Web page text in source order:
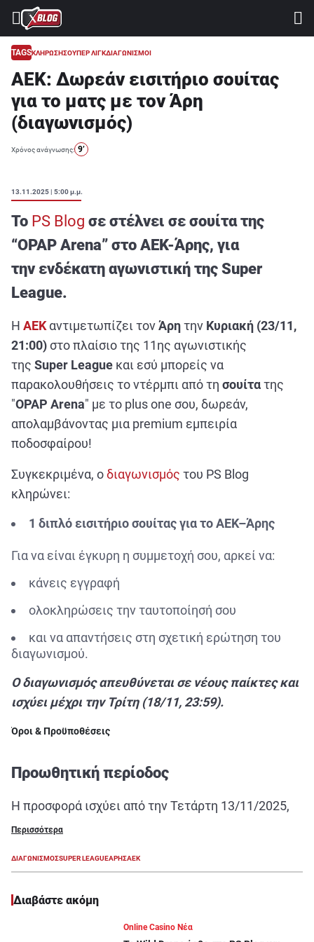
⚽ ΜΟΥΝΤΙΑΛ 2026
ΣΤΟΙΧΗΜΑ
CASINO
ΠΡΟΓΝΩΣΤΙΚΑ ΤIPSTERS
ΠΡΟΓΝΩΣΤΙΚΑ ΚΑΤΗΓΟΡΙΕΣ
ΔΙΑΓΩΝΙΣΜΟΙ
TSILI LEAGUE
RETRO
BLOGS
QUIZ
ΣΥΝΕΝΤΕΥΞΕΙΣ
ΑΘΛΗΤΙΚΕΣ ΜΕΤΑΔΟΣΕΙΣ
Εξυπηρέτηση Πελατών
TAGSΚΛΗΡΩΣΗΣΟΥΠΕΡ ΛΙΓΚΔΙΑΓΩΝΙΣΜΟΙ
ΑΕΚ: Δωρεάν εισιτήριo σουίτας
για το ματς με τον Άρη
(διαγωνισμός)
Χρόνος ανάγνωσης: 9’
13.11.2025 | 5:00 μ.μ.
Το PS Blog σε στέλνει σε σουίτα της
“OPAP Arena” στο ΑΕΚ-Άρης, για
την ενδέκατη αγωνιστική της Super
League.
Η ΑΕΚ αντιμετωπίζει τονΆρητην Κυριακή (23/11,
21:00)στο πλαίσιο της 11ης αγωνιστικής
της Super League και εσύ μπορείς να
παρακολουθήσεις το ντέρμπι από τη σουίτατης
"OPAP Arena" με το plus one σου, δωρεάν,
απολαμβάνοντας μια premium εμπειρία
ποδοσφαίρου!
Συγκεκριμένα, οδιαγωνισμός του PS Blog
κληρώνει:
1 διπλό εισιτήριο σουίτας για το ΑΕΚ–Άρης
Για να είναι έγκυρη η συμμετοχή σου, αρκεί να:
κάνεις εγγραφή
ολοκληρώσεις την ταυτοποίησή σου
και να απαντήσεις στη σχετική ερώτηση του
διαγωνισμού.
Ο διαγωνισμός απευθύνεται σε νέους παίκτες και
ισχύει μέχρι την Τρίτη (18/11, 23:59).
Όροι & Προϋποθέσεις
Προωθητική περίοδος
Η προσφορά ισχύει από την Τετάρτη 13/11/2025,
ώρα 17:00 έως την Τρίτη 18/11/2025, ώρα 23:59.
Περιγραφή διαγωνισμού
τους νέους παίκτες με έναν μεγάλο διαγωνισμό!
Ένας (1) τυχερός θα κερδίσει ένα (1) διπλό
Περισσότερα
ΔΙΑΓΩΝΙΣΜΟΣSUPER LEAGUEΑΡΗΣΑΕΚ
Διαβάστε ακόμη
Online Casino Νέα